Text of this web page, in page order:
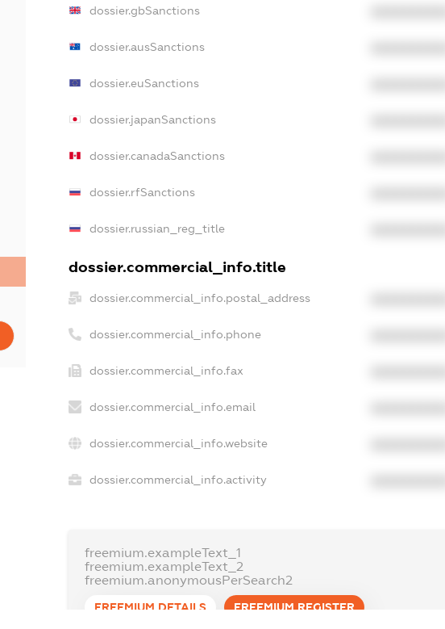
dossier.gbSanctions
dossier.ausSanctions
dossier.euSanctions
dossier.japanSanctions
dossier.canadaSanctions
dossier.rfSanctions
dossier.russian_reg_title
dossier.commercial_info.title
dossier.commercial_info.postal_address
dossier.commercial_info.phone
dossier.commercial_info.fax
dossier.commercial_info.email
dossier.commercial_info.website
dossier.commercial_info.activity
freemium.exampleText_1
freemium.exampleText_2
freemium.anonymousPerSearch2
FREEMIUM.DETAILS FREEMIUM.REGISTER